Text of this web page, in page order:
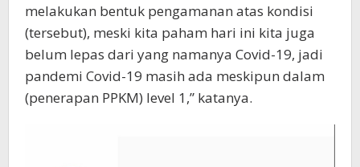
melakukan bentuk pengamanan atas kondisi
(tersebut), meski kita paham hari ini kita juga
belum lepas dari yang namanya Covid-19, jadi
pandemi Covid-19 masih ada meskipun dalam
(penerapan PPKM) level 1,” katanya.